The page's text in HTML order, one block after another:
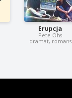
Erupcja
Pete Ohs
dramat, romans